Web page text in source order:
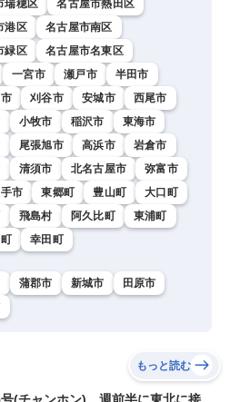
瑞穂区
名古屋市熱田区
港区
名古屋市南区
緑区
名古屋市名東区
一宮市 瀬戸市
半田市
刈谷市 安城市
西尾市
小牧市 稲沢市
東海市
尾張旭市 高浜市
岩倉市
清須市 北名古屋市
弥富市
市 東郷町 豊山町
大口町
飛島村 阿久比町
東浦町
幸田町
蒲郡市 新城市
田原市
もっと読む
号(チャンホン) 週前半に東北に接